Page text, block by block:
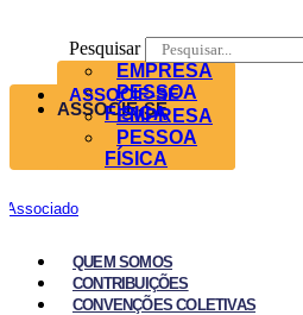
Pesquisar
ASSOCIE-SE
EMPRESA
PESSOA
FÍSICA
ASSOCIE-SE
EMPRESA
PESSOA
FÍSICA
Associado
QUEM SOMOS
CONTRIBUIÇÕES
CONVENÇÕES COLETIVAS